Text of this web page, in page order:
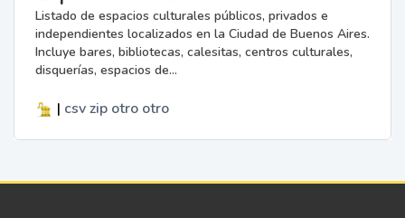
Listado de espacios culturales públicos, privados e
independientes localizados en la Ciudad de Buenos Aires.
Incluye bares, bibliotecas, calesitas, centros culturales,
disquerías, espacios de...
| csv zip otro otro